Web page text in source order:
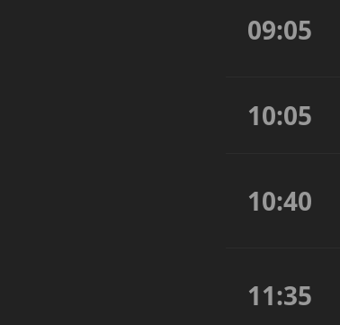
09:05
10:05
10:40
11:35